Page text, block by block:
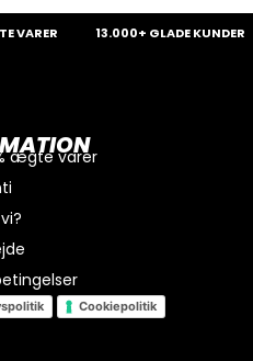
13.000+ GLADE KUNDER
ægte varer
Cookiepolitik